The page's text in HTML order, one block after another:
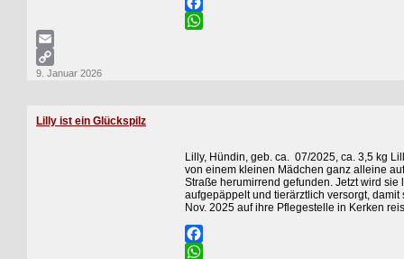
Facebook
WhatsApp
Email
Copy
9. Januar 2026
Lilly ist ein Glückspilz
Lilly, Hündin, geb. ca. 07/2025, ca. 3,5 kg
von einem kleinen Mädchen ganz alleine
Straße herumirrend gefunden. Jetzt wird sie
aufgepäppelt und tierärztlich versorgt, damit
Nov. 2025 auf ihre Pflegestelle in Kerken
Facebook